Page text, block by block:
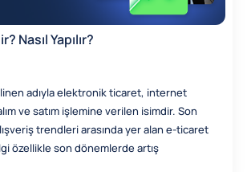
Nasıl Yapılır?
adıyla elektronik ticaret, internet
ve satım işlemine verilen isimdir. Son
trendleri arasında yer alan e-ticaret
özellikle son dönemlerde artış